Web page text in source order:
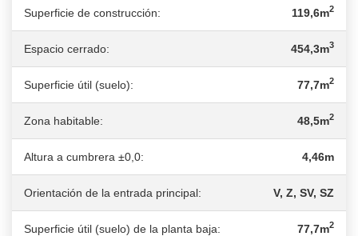
Superficie de construcción: 119,6m2
Espacio cerrado: 454,3m3
Superficie útil (suelo): 77,7m2
Zona habitable: 48,5m2
Altura a cumbrera ±0,0: 4,46m
Orientación de la entrada principal: V, Z, SV, SZ
Superficie útil (suelo) de la planta baja: 77,7m2